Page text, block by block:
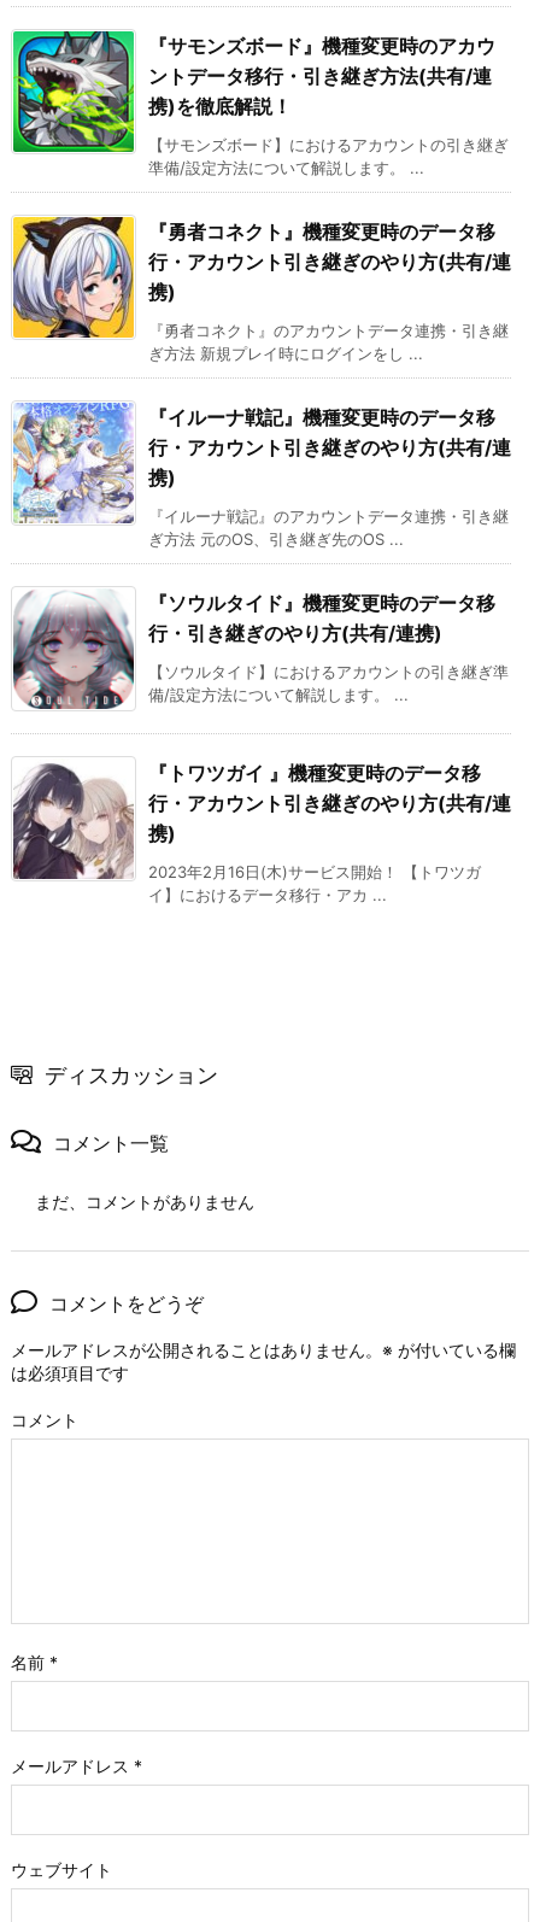
『サモンズボード』機種変更時のアカウ
ントデータ移行・引き継ぎ方法(共有/連
携)を徹底解説！
【サモンズボード】におけるアカウントの引き継ぎ
準備/設定方法について解説します。 ...
『勇者コネクト』機種変更時のデータ移
行・アカウント引き継ぎのやり方(共有/連
携)
『勇者コネクト』のアカウントデータ連携・引き継
ぎ方法 新規プレイ時にログインをし ...
『イルーナ戦記』機種変更時のデータ移
行・アカウント引き継ぎのやり方(共有/連
携)
『イルーナ戦記』のアカウントデータ連携・引き継
ぎ方法 元のOS、引き継ぎ先のOS ...
『ソウルタイド』機種変更時のデータ移
行・引き継ぎのやり方(共有/連携)
【ソウルタイド】におけるアカウントの引き継ぎ準
備/設定方法について解説します。 ...
『トワツガイ 』機種変更時のデータ移
行・アカウント引き継ぎのやり方(共有/連
携)
2023年2月16日(木)サービス開始！ 【トワツガ
イ】におけるデータ移行・アカ ...
ディスカッション
コメント一覧
まだ、コメントがありません
コメントをどうぞ
メールアドレスが公開されることはありません。 ※ が付いている欄
は必須項目です
コメント
名前 *
メールアドレス *
ウェブサイト